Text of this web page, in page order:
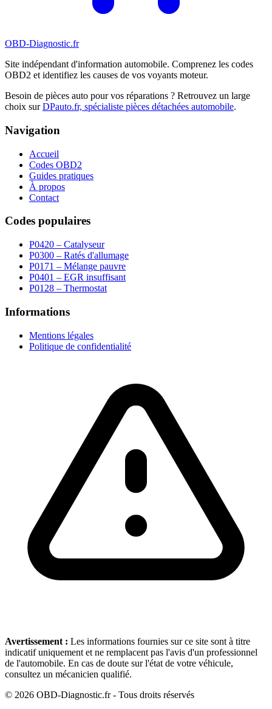
OBD-Diagnostic.fr
Site indépendant d'information automobile. Comprenez les codes
OBD2 et identifiez les causes de vos voyants moteur.
Besoin de pièces auto pour vos réparations ? Retrouvez un large
choix sur DPauto.fr, spécialiste pièces détachées automobile.
Navigation
Accueil
Codes OBD2
Guides pratiques
À propos
Contact
Codes populaires
P0420 – Catalyseur
P0300 – Ratés d'allumage
P0171 – Mélange pauvre
P0401 – EGR insuffisant
P0128 – Thermostat
Informations
Mentions légales
Politique de confidentialité
Avertissement : Les informations fournies sur ce site sont à titre
indicatif uniquement et ne remplacent pas l'avis d'un professionnel
de l'automobile. En cas de doute sur l'état de votre véhicule,
consultez un mécanicien qualifié.
© 2026 OBD-Diagnostic.fr - Tous droits réservés